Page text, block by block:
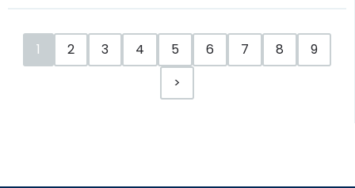
1 2 3 4 5 6 7 8
9
>